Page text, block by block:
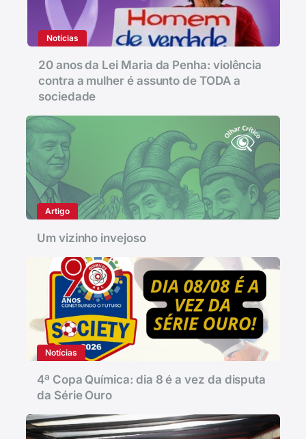
Notícias
20 anos da Lei Maria da Penha: violência
contra a mulher é assunto de TODA a
sociedade
Artigo
Um vizinho invejoso
Notícias
4ª Copa Química: dia 8 é a vez da disputa
da Série Ouro